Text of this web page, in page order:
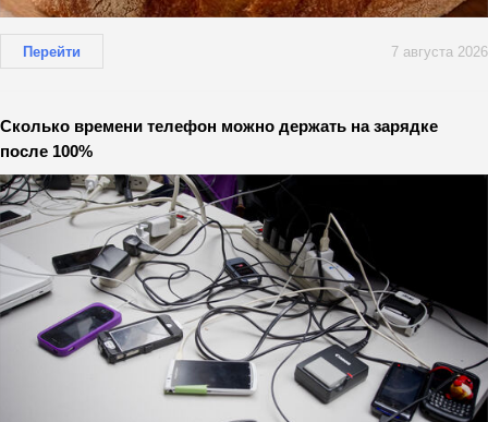
Перейти 7 августа 2026
Сколько времени телефон можно держать на зарядке
после 100%